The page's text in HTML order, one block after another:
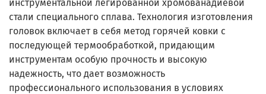
инструментальной легированной хромованадиевой
стали специального сплава. Технология изготовления
головок включает в себя метод горячей ковки с
последующей термообработкой, придающим
инструментам особую прочность и высокую
надежность, что дает возможность
профессионального использования в условиях